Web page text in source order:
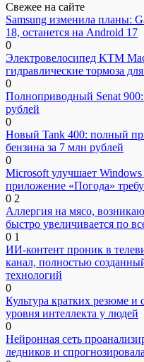
Свежее на сайте
Samsung изменила планы:
18, останется на Android 17
0
Электровелосипед KTM
гидравлические тормоза
0
Полноприводный Senat 900:
рублей
0
Новый Tank 400: полный
бензина за 7 млн рублей
0
Microsoft улучшает
приложение «Погода»
0 2
Аллергия на мясо,
быстро увеличивается по
0 1
ИИ-контент проник в
канал, полностью
технологий
0
Культура кратких резюме
уровня интеллекта у людей
0
Нейронная сеть
ледников и